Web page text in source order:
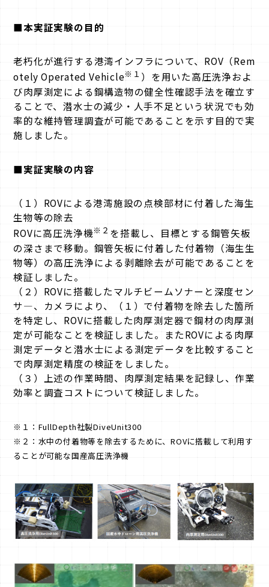
■本実証実験の目的
老朽化が進行する港湾インフラについて、ROV（Rem
otely Operated Vehicle※１ ）を用いた高圧洗浄およ
び肉厚測定による鋼構造物の健全性確認手法を確立す
ることで、潜水士の減少・人手不足という状況でも効
率的な維持管理調査が可能であることを示す目的で実
施しました。
■実証実験の内容
（１）ROVによる港湾施設の点検部材に付着した海生
生物等の除去
ROVに高圧洗浄機※２ を搭載し、目標とする鋼管矢板
の深さまで移動。鋼管矢板に付着した付着物（海生生
物等）の高圧洗浄による剥離除去が可能であることを
検証しました。
（２）ROVに搭載したマルチビームソナーと深度セン
サ―、カメラにより、（１）で付着物を除去した箇所
を特定し、ROVに搭載した肉厚測定器で鋼材の肉厚測
定が可能なことを検証しました。またROVによる肉厚
測定データと潜水士による測定データを比較すること
で肉厚測定精度の検証をしました。
（３）上述の作業時間、肉厚測定結果を記録し、作業
効率と調査コストについて検証しました。
※１：FullDepth社製DiveUnit300
※２：水中の付着物等を除去するために、ROVに搭載して利用す
ることが可能な国産高圧洗浄機